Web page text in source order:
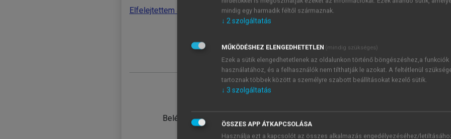
Elfelejtettem a jelszavamat
Belépés intézményi azonosítóval
Kérek értesítést a MeRSZ
Kérek értesítést az
mindig egy harmadik féltől származnak.
↓ 2szolgáltatás
MŰKÖDÉSHEZ ELENGEDHETETLEN (mindig szükséges)
Ezek a sütik elengedhetetlenek az oldalunkon történő böngészéshez,a funkciók
használatához, és a felhasználók nem tilthatják le azokat. A feltétlenül
tartoznak többek között a személyre szabott beállításokat kezelő sütik.
↓ 3 szolgáltatás
ÖSSZES APP ÁTKAPCSOLÁSA
Használja ezt a kapcsolót az összes alkalmazás engedélyezéséhez/